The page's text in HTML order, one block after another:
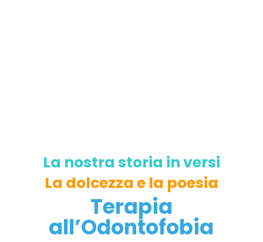
La nostra storia in versi
La dolcezza e la poesia
Terapia
all’Odontofobia